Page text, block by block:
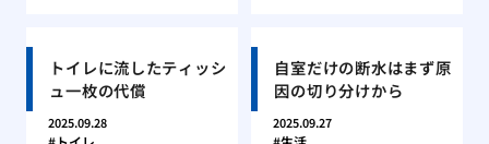
トイレに流したティッシ
ュ一枚の代償
2025.09.28
自室だけの断水はまず原
因の切り分けから
2025.09.27